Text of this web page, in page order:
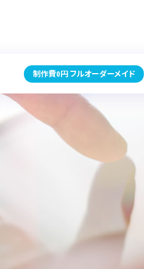
制作費0円 フルオーダーメイド